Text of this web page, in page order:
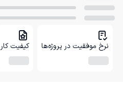
نرخ موفقیت در پروژه‌ها کیفیت کار